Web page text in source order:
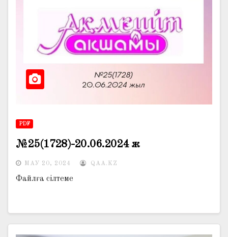
PDF
№25(1728)-20.06.2024 ж
МАУ 20, 2024 QAA.KZ
Файлға сілтеме